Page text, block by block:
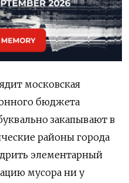
московская
бюджета
закапывают в
районы города
элементарный
мусора ни у